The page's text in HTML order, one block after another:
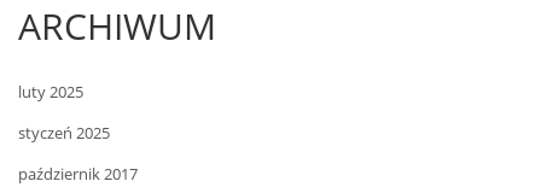
ARCHIWUM
luty 2025
styczeń 2025
październik 2017